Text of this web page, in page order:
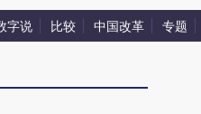
字说 比较 中国改革 专题